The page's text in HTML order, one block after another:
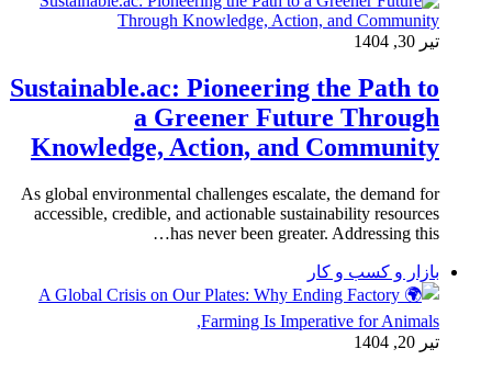
تیر 30, 1404
Sustainable.ac: Pioneering the Path to
a Greener Future Through
Knowledge, Action, and Community
As global environmental challenges escalate, the demand for
accessible, credible, and actionable sustainability resources
has never been greater. Addressing this…
بازار و کسب و کار
تیر 20, 1404